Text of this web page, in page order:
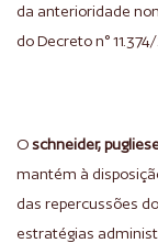
da anterioridade
do Decreto n°
Oschneider,
mantém à
das repercussões
estratégias